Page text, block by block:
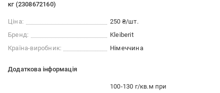
кг (2308672160)
Ціна:
250 ₴/шт.
Бренд:
Kleiberit
Країна-виробник:
Німеччина
Додаткова інформація
100-130 г/кв.м при